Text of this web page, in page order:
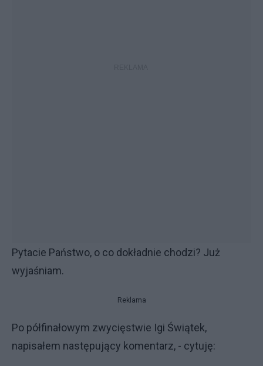
Pytacie Państwo, o co dokładnie chodzi? Już
wyjaśniam.
Reklama
Po półfinałowym zwycięstwie Igi Świątek,
napisałem następujący komentarz, - cytuję: